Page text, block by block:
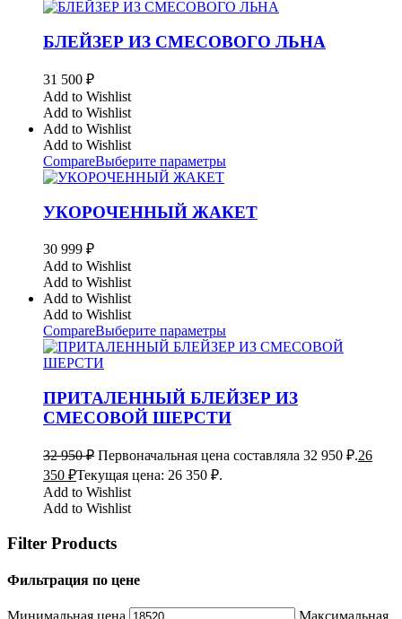
БЛЕЙЗЕР ИЗ СМЕСОВОГО ЛЬНА
31 500 ₽
Add to Wishlist
Add to Wishlist
Add to Wishlist
Add to Wishlist
CompareВыберите параметры
УКОРОЧЕННЫЙ ЖАКЕТ
30 999 ₽
Add to Wishlist
Add to Wishlist
Add to Wishlist
Add to Wishlist
CompareВыберите параметры
ПРИТАЛЕННЫЙ БЛЕЙЗЕР ИЗ
СМЕСОВОЙ ШЕРСТИ
32 950₽ Первоначальная цена составляла 32 950 ₽.26
350 ₽Текущая цена: 26 350 ₽.
Add to Wishlist
Add to Wishlist
Filter Products
Фильтрация по цене
Минимальная цена
Максимальная